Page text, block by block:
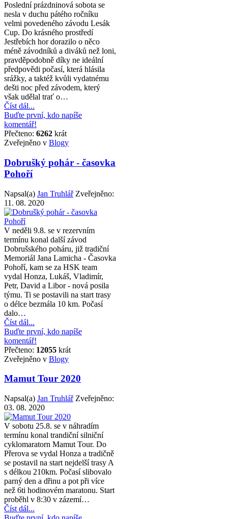
Poslední prázdninová sobota se
nesla v duchu pátého ročníku
velmi povedeného závodu Lesák
Cup. Do krásného prostředí
Jestřebích hor dorazilo o něco
méně závodníků a diváků než loni,
pravděpodobně díky ne ideální
předpovědi počasí, která hlásila
srážky, a taktéž kvůli vydatnému
dešti noc před závodem, který
však udělal trať o…
Číst dál...
Buďte první, kdo napíše
komentář!
Přečteno: 6262 krát
Zveřejněno v Blogy
Dobrušký pohár - časovka
Pohoří
Napsal(a) Jan Truhlář Zveřejněno:
11. 08. 2020
V neděli 9.8. se v rezervním
termínu konal další závod
Dobrušského poháru, již tradiční
Memoriál Jana Lamicha - Časovka
Pohoří, kam se za HSK team
vydal Honza, Lukáš, Vladimír,
Petr, David a Libor - nová posila
týmu. Ti se postavili na start trasy
o délce bezmála 10 km. Počasí
dalo…
Číst dál...
Buďte první, kdo napíše
komentář!
Přečteno: 12055 krát
Zveřejněno v Blogy
Mamut Tour 2020
Napsal(a) Jan Truhlář Zveřejněno:
03. 08. 2020
V sobotu 25.8. se v náhradím
termínu konal trandiční silniční
cyklomaratorn Mamut Tour. Do
Přerova se vydal Honza a tradičně
se postavil na start nejdelší trasy A
s délkou 210km. Počasí slibovalo
parný den a dřinu a pot při více
než 6ti hodinovém maratonu. Start
proběhl v 8:30 v zázemí…
Číst dál...